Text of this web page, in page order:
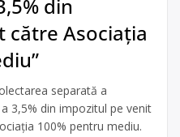
din
către Asociația
separată a
3,5% din impozitul pe venit
100% pentru mediu.